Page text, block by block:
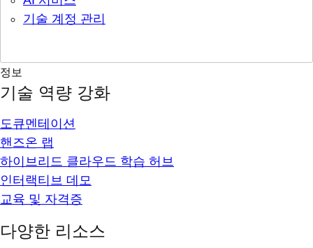
기술 계정 관리
정보
기술 역량 강화
도큐멘테이션
핸즈온 랩
하이브리드 클라우드 학습 허브
인터랙티브 데모
교육 및 자격증
다양한 리소스